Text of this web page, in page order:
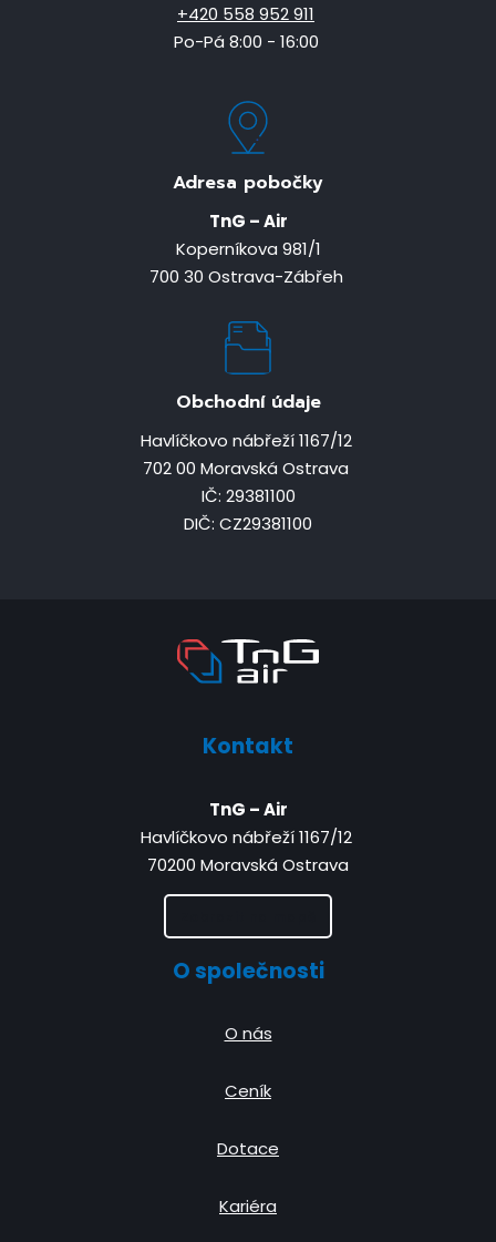
+420 558 952 911
Po-Pá 8:00 - 16:00
Adresa pobočky
TnG – Air
Koperníkova 981/1
700 30 Ostrava-Zábřeh
Obchodní údaje
Havlíčkovo nábřeží 1167/12
702 00 Moravská Ostrava
IČ: 29381100
DIČ: CZ29381100
Kontakt
TnG – Air
Havlíčkovo nábřeží 1167/12
70200 Moravská Ostrava
O společnosti
O nás
Ceník
Dotace
Kariéra